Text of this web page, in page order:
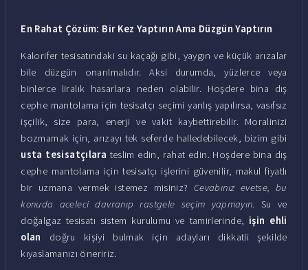
En Rahat Çözüm: Bir Kez Yaptırın Ama Düzgün Yaptırın
Kalorifer tesisatındaki su kaçağı gibi, yaygın ve küçük arızalar
bile düzgün onarılmalıdır. Aksi durumda, yüzlerce veya
binlerce liralık hasarlara neden olabilir. Hoşdere bina dış
cephe mantolama için tesisatçı seçimi yanlış yapılırsa, vasıfsız
işçilik, size para, enerji ve vakit kaybettirebilir. Moralinizi
bozmamak için, arızayı tek seferde halledebilecek, bizim gibi
usta tesisatçılara teslim edin, rahat edin. Hoşdere bina dış
cephe mantolama için tesisatçı işlerini güvenilir, makul fiyatlı
bir uzmana vermek istemez misiniz? Cevabınız evetse, bu
konuda aceleci davranıp rastgele seçim yapmayın.Su ve
doğalgaz tesisatı sistem kurulumu ve tamirlerinde, işin ehli
olan doğru kişiyi bulmak için adayları dikkatli şekilde
kıyaslamanızı öneririz.